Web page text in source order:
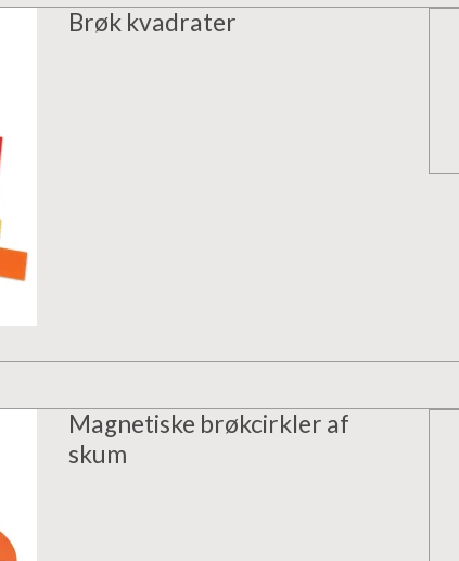
Brøk kvadrater
Magnetiske brøkcirkler af
skum